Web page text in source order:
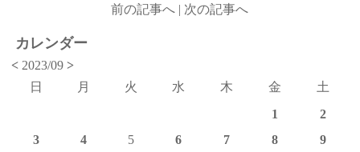
前の記事へ | 次の記事へ
カレンダー
< 2023/09>
日
月 火 水 木 金
土
1
2
3
4 5 6 7 8
9